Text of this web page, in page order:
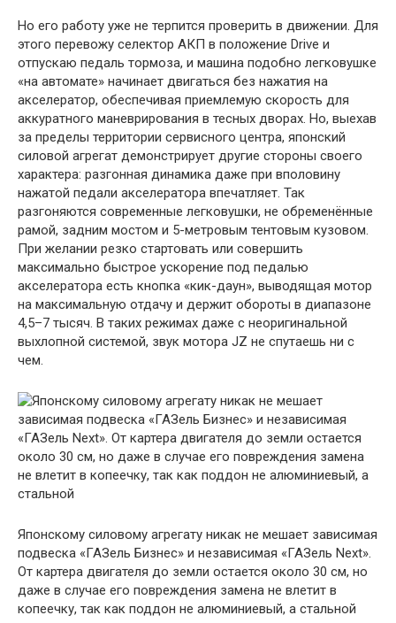
Но его работу уже не терпится проверить в движении. Для
этого перевожу селектор АКП в положение Drive и
отпускаю педаль тормоза, и машина подобно легковушке
«на автомате» начинает двигаться без нажатия на
акселератор, обеспечивая приемлемую скорость для
аккуратного маневрирования в тесных дворах. Но, выехав
за пределы территории сервисного центра, японский
силовой агрегат демонстрирует другие стороны своего
характера: разгонная динамика даже при вполовину
нажатой педали акселератора впечатляет. Так
разгоняются современные легковушки, не обременённые
рамой, задним мостом и 5-метровым тентовым кузовом.
При желании резко стартовать или совершить
максимально быстрое ускорение под педалью
акселератора есть кнопка «кик-даун», выводящая мотор
на максимальную отдачу и держит обороты в диапазоне
4,5–7 тысяч. В таких режимах даже с неоригинальной
выхлопной системой, звук мотора JZ не спутаешь ни с
чем.
Японскому силовому агрегату никак не мешает зависимая
подвеска «ГАЗель Бизнес» и независимая «ГАЗель Next».
От картера двигателя до земли остается около 30 см, но
даже в случае его повреждения замена не влетит в
копеечку, так как поддон не алюминиевый, а стальной